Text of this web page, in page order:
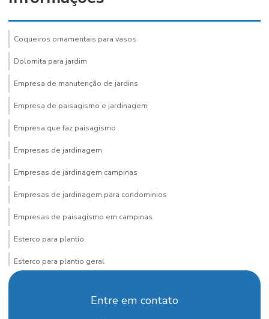
Coqueiros ornamentais para vasos
Dolomita para jardim
Empresa de manutenção de jardins
Empresa de paisagismo e jardinagem
Empresa que faz paisagismo
Empresas de jardinagem
Empresas de jardinagem campinas
Empresas de jardinagem para condominios
Empresas de paisagismo em campinas
Esterco para plantio
Esterco para plantio geral
Fertilizante para mudasEntre em contato